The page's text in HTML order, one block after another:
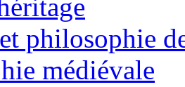
philosophie
médiévale